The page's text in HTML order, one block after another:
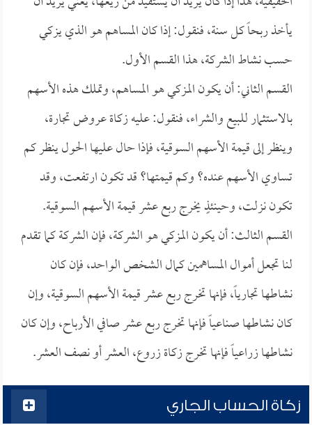
يأخذ ربحاً كل سنة، فنقول: إذا كان المساهم هو الذي يزكي
حسب نشاط الشركة، هذا القسم الأول.
القسم الثاني: أن يكون المزكي هو المساهم، وتملك هذه الأسهم
بالاستثمار للبيع والشراء، فنقول: عليه زكاة عروض تجارة،
وينظر إلى قيمة الأسهم السوقية، فإذا حال عليها الحول ينظر كم
تساوي الأسهم عنده؟ وكم قيمتها؟ قد تكون ارتفعت، وقد
تكون نزلت، وحينئذٍ يخرج ربع عشر قيمة الأسهم السوقية.
القسم الثالث: أن يكون المزكي هو الشركة، فإن الشركة كما تقدم
لنا تجعل أموال المساهمين كمال الشخص الواحد، فإن كان
نشاطها تجارياً، فإنها تخرج ربع عشر قيمة الأسهم السوقية، وإن
كان نشاطها صناعياً فإنها تخرج ربع عشر صافي الأرباح، وإن كان
نشاطها زراعياً فإنها تخرج زكاة زروع، العشر أو نصف العشر.
زكاة الحساب الجاري